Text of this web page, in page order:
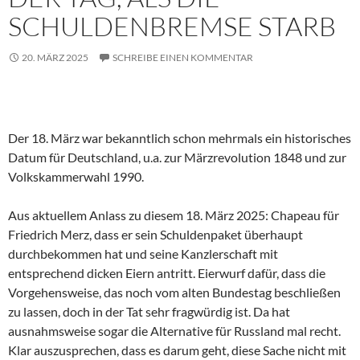
SCHULDENBREMSE STARB
20. MÄRZ 2025 SCHREIBE EINEN KOMMENTAR
Der 18. März war bekanntlich schon mehrmals ein historisches
Datum für Deutschland, u.a. zur Märzrevolution 1848 und zur
Volkskammerwahl 1990.
Aus aktuellem Anlass zu diesem 18. März 2025: Chapeau für
Friedrich Merz, dass er sein Schuldenpaket überhaupt
durchbekommen hat und seine Kanzlerschaft mit
entsprechend dicken Eiern antritt. Eierwurf dafür, dass die
Vorgehensweise, das noch vom alten Bundestag beschließen
zu lassen, doch in der Tat sehr fragwürdig ist. Da hat
ausnahmsweise sogar die Alternative für Russland mal recht.
Klar auszusprechen, dass es darum geht, diese Sache nicht mit